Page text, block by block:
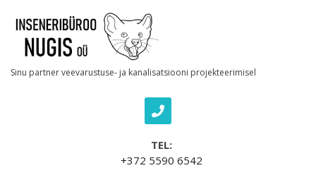
Sinu partner veevarustuse- ja kanalisatsiooni projekteerimisel
TEL:
+372 5590 6542